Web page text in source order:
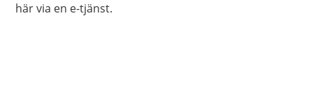
här via en e-tjänst.